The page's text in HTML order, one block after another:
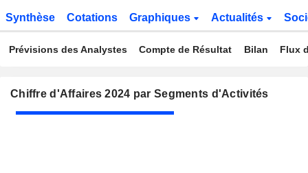
Synthèse Cotations Graphiques Actualités
Prévisions des Analystes Compte de Résultat Bilan Flux
Chiffre d'Affaires 2024 par Segments d'Activités